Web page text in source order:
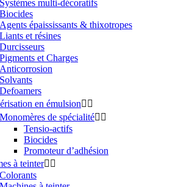
Systèmes multi-décoratifs
Biocides
Agents épaississants & thixotropes
Liants et résines
Durcisseurs
Pigments et Charges
Anticorrosion
Solvants
Defoamers
en émulsion 
Monomères de spécialité 
Tensio-actifs
Biocides
Promoteur d’adhésion
à teinter 
Colorants